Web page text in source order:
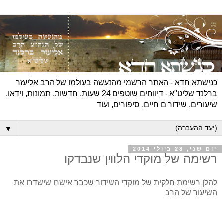
כנישתא חדא - האתר הרשמי מהנעשה בעולמו של הרב אליעזר
ברלנד שליט"א - דיווחים שוטפים 24 שעות, חדשות, תמונות, וידאו,
שיעורים, שידורים חיים, סיפורים, ועוד
▼
יום שני, 28 ביולי 2014
רשימה של מוקדי הלווין שנבדקו
להלן רשימת חלקית של מוקדי השידור שכבר אישרו שישדרו את
השיעור של הרב